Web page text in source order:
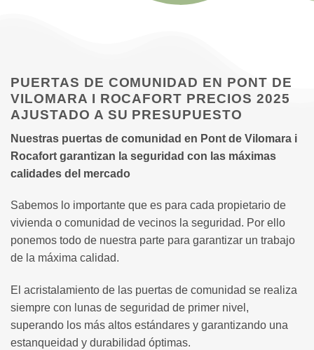
PUERTAS DE COMUNIDAD EN PONT DE
VILOMARA I ROCAFORT PRECIOS 2025
AJUSTADO A SU PRESUPUESTO
Nuestras puertas de comunidad en Pont de Vilomara i
Rocafort garantizan la seguridad con las máximas
calidades del mercado
Sabemos lo importante que es para cada propietario de
vivienda o comunidad de vecinos la seguridad. Por ello
ponemos todo de nuestra parte para garantizar un trabajo
de la máxima calidad.
El acristalamiento de las puertas de comunidad se realiza
siempre con lunas de seguridad de primer nivel,
superando los más altos estándares y garantizando una
estanqueidad y durabilidad óptimas.